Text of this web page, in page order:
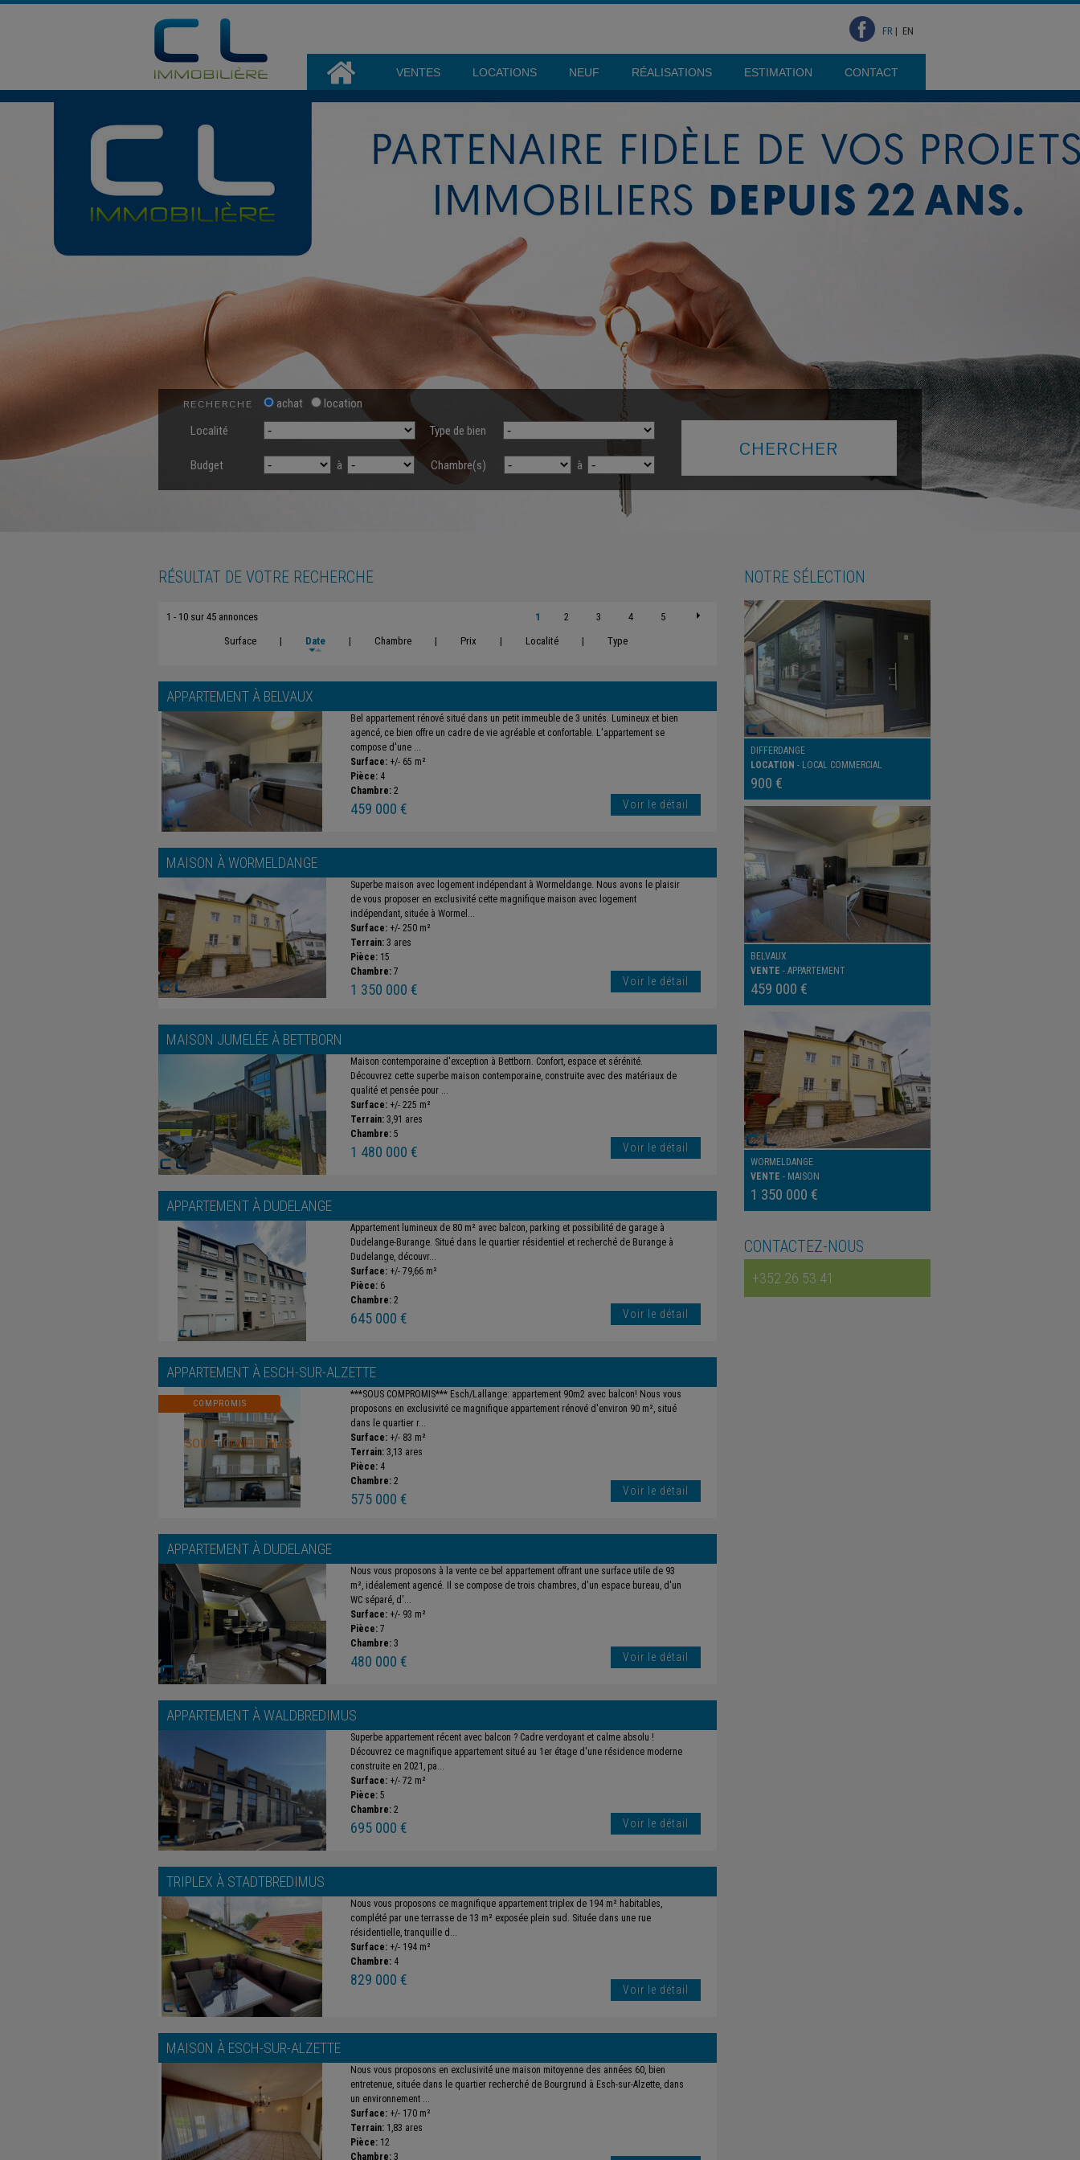
FR | EN
VENTES LOCATIONS NEUF RÉALISATIONS ESTIMATION CONTACT
RECHERCHE achat
location
Localité
Type de bien
Budget à Chambre(s) à
RÉSULTAT DE VOTRE RECHERCHE
1 - 10 sur 45 annonces 1 2 3 4
5
Surface
| Date | Chambre | Prix | Localité | Type
APPARTEMENT À BELVAUX
Bel appartement rénové situé dans un petit immeuble de 3 unités. Lumineux et bien
agencé, ce bien offre un cadre de vie agréable et confortable. L'appartement se
compose d'une ...
Surface: +/- 65 m²
Pièce: 4
Chambre: 2
459 000 € Voir le détail
MAISON ÀWORMELDANGE
Superbe maison avec logement indépendant à Wormeldange. Nous avons le plaisir
de vous proposer en exclusivité cette magnifique maison avec logement
indépendant, située à Wormel...
Surface: +/- 250 m²
Terrain: 3 ares
Pièce: 15
Chambre: 7
1 350 000 € Voir le détail
MAISON JUMELÉE À BETTBORN
Maison contemporaine d'exception à Bettborn. Confort, espace et sérénité.
Découvrez cette superbe maison contemporaine, construite avec des matériaux de
qualité et pensée pour ...
Surface: +/- 225 m²
Terrain: 3,91 ares
Chambre: 5
1 480 000 € Voir le détail
APPARTEMENT À DUDELANGE
Appartement lumineux de 80 m² avec balcon, parking et possibilité de garage à
Dudelange-Burange. Situé dans le quartier résidentiel et recherché de Burange à
Dudelange, découvr...
Surface: +/- 79,66 m²
Pièce: 6
Chambre: 2
645 000 € Voir le détail
APPARTEMENT À ESCH-SUR-ALZETTE
COMPROMIS
***SOUS COMPROMIS*** Esch/Lallange: appartement 90m2 avec balcon! Nous vous
proposons en exclusivité ce magnifique appartement rénové d'environ 90 m², situé
dans le quartier r...
Surface: +/- 83 m²
Terrain: 3,13 ares
Pièce: 4
Chambre: 2
575 000 € Voir le détail
APPARTEMENT À DUDELANGE
Nous vous proposons à la vente ce bel appartement offrant une surface utile de 93
m², idéalement agencé. Il se compose de trois chambres, d'un espace bureau, d'un
WC séparé, d'...
Surface: +/- 93 m²
Pièce: 7
Chambre: 3
480 000 € Voir le détail
APPARTEMENT ÀWALDBREDIMUS
Superbe appartement récent avec balcon ? Cadre verdoyant et calme absolu !
Découvrez ce magnifique appartement situé au 1er étage d'une résidence moderne
construite en 2021, pa...
Surface: +/- 72 m²
Pièce: 5
Chambre: 2
695 000 € Voir le détail
TRIPLEX À STADTBREDIMUS
Nous vous proposons ce magnifique appartement triplex de 194 m² habitables,
complété par une terrasse de 13 m² exposée plein sud. Située dans une rue
résidentielle, tranquille d...
Surface: +/- 194 m²
Chambre: 4
829 000 €
Voir le détail
MAISON À ESCH-SUR-ALZETTE
Nous vous proposons en exclusivité une maison mitoyenne des années 60, bien
entretenue, située dans le quartier recherché de Bourgrund à Esch-sur-Alzette, dans
un environnement ...
Surface: +/- 170 m²
Terrain: 1,83 ares
Pièce: 12
Chambre: 3
NOTRE SÉLECTION
DIFFERDANGE
LOCATION - LOCAL COMMERCIAL
900 €
BELVAUX
VENTE - APPARTEMENT
459 000 €
WORMELDANGE
VENTE - MAISON
1 350 000 €
CONTACTEZ-NOUS
+352 26 53 41